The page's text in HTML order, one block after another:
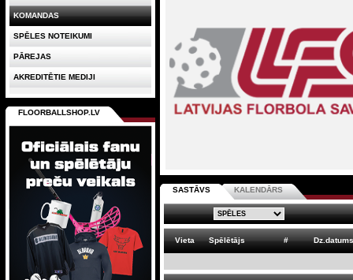
SASTĀVS KALENDĀRS
Vieta Spēlētājs # Dz.datums
KOMANDAS
SPĒLES NOTEIKUMI
PĀREJAS
AKREDITĒTIE MEDIJI
FLOORBALLSHOP.LV